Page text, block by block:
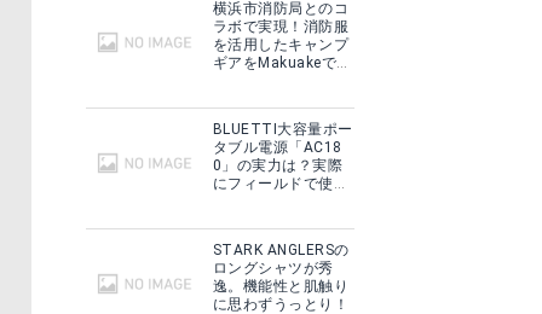
横浜市消防局とのコ
ラボで実現！消防服
を活用したキャンプ
ギアをMakuakeで予
BLUETTI大容量ポー
タブル電源「AC18
0」の実力は？実際
にフィールドで使用
STARK ANGLERSの
ロングシャツが秀
逸。機能性と肌触り
に思わずうっとり！